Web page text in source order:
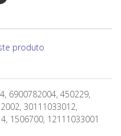
produto
6900782004, 450229,
30111033012,
1506700, 12111033001